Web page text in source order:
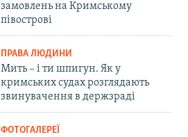
замовлень на Кримському
півострові
ПРАВА ЛЮДИНИ
Мить – і ти шпигун. Як у
кримських судах розглядають
звинувачення в держзраді
ФОТОГАЛЕРЕЇ